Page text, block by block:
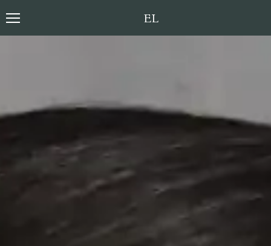
Toggle language